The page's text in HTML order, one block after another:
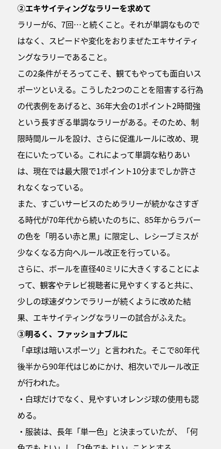
②エキサイティングなラリーを求めて
ラリーが6、7回…と続くこと。それが単調なもので
はなく、スピードや変化をおりまぜたエキサイティ
ングなラリーであること。
この2条件がそろってこそ、観てもやっても面白いス
ポーツといえる。こうした2つのことを阻害する行為
の代表例をあげると、36年大会の1ポイント2時間強
という長すぎる単調なラリーがある。そのため、制
限時間ルールを設け、さらに促進ルールに改め、現
在にいたっている。これによって単調な粘りあい
は、現在では最大限で1ポイント10分までしか許さ
れなくなっている。
また、すごいサービスのためラリーが続かなさすぎ
る時代が70年代から続いたのちに、85年からラバー
の色を「明るい赤と黒」に限定し、レシーブミスが
少なくなる方向へルール改正を行っている。
さらに、ボールを直径40ミリに大きくすることによ
って、観客やテレビ視聴者に見やすくすると共に、
少しの球速ダウンでラリーが続くように改めた結
果、エキサイティングなラリーの試合がふえた。
③明るく、ファッショナブルに
「卓球は暗いスポーツ」と言われた。そこで80年代
後半から90年代はじめにかけ、相次いでルール改正
が行われた。
・白球だけでなく、見やすいオレンジ球の使用も認
める。
・服装は、長年「単一色」と決まっていたが、「何